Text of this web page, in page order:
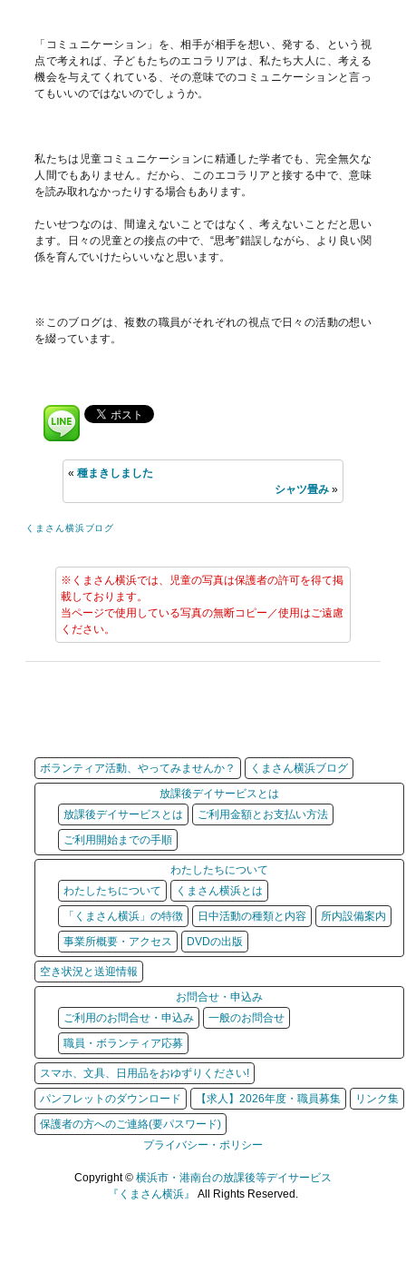
「コミュニケーション」を、相手が相手を想い、発する、という視
点で考えれば、子どもたちのエコラリアは、私たち大人に、考える
機会を与えてくれている、その意味でのコミュニケーションと言っ
てもいいのではないのでしょうか。
私たちは児童コミュニケーションに精通した学者でも、完全無欠な
人間でもありません。だから、このエコラリアと接する中で、意味
を読み取れなかったりする場合もあります。
たいせつなのは、間違えないことではなく、考えないことだと思い
ます。日々の児童との接点の中で、“思考”錯誤しながら、より良い関
係を育んでいけたらいいなと思います。
※このブログは、複数の職員がそれぞれの視点で日々の活動の想い
を綴っています。
«種まきしました
シャツ畳み»
くまさん横浜ブログ
※くまさん横浜では、児童の写真は保護者の許可を得て掲
載しております。
当ページで使用している写真の無断コピー／使用はご遠慮
ください。
ボランティア活動、やってみませんか？
くまさん横浜ブログ
放課後デイサービスとは
放課後デイサービスとは
ご利用金額とお支払い方法
ご利用開始までの手順
わたしたちについて
わたしたちについて
くまさん横浜とは
「くまさん横浜」の特徴
日中活動の種類と内容
所内設備案内
事業所概要・アクセス
DVDの出版
空き状況と送迎情報
お問合せ・申込み
ご利用のお問合せ・申込み
一般のお問合せ
職員・ボランティア応募
スマホ、文具、日用品をおゆずりください!
パンフレットのダウンロード
【求人】2026年度・職員募集
リンク集
保護者の方へのご連絡(要パスワード)
プライバシー・ポリシー
Copyright © 横浜市・港南台の放課後等デイサービス
『くまさん横浜』 All Rights Reserved.